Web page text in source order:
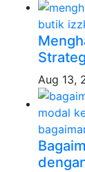
butik
Aug 13,